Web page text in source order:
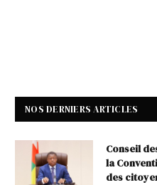
NOS DERNIERS ARTICLES
Conseil
la
des